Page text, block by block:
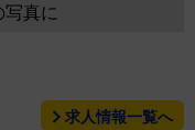
写真に
求人情報一覧へ